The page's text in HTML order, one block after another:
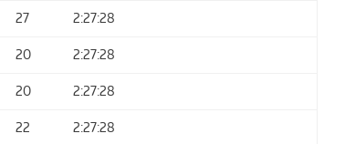
27 2:27:28
20 2:27:28
20 2:27:28
22 2:27:28